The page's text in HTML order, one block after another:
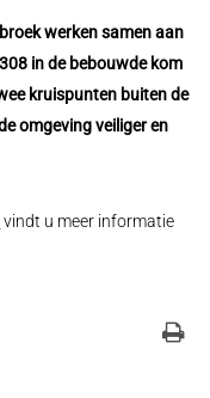
werken samen aan
in de bebouwde kom
kruispunten buiten de
omgeving veiliger en
vindt u meer informatie